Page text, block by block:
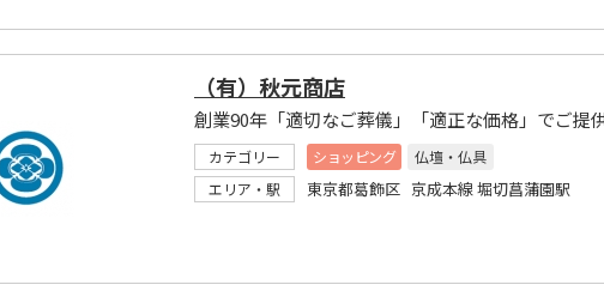
（有）秋元商店
カテゴリー ショッピング
仏壇・仏具
エリア・駅
東京都葛飾区 京成本線 堀切菖蒲園駅